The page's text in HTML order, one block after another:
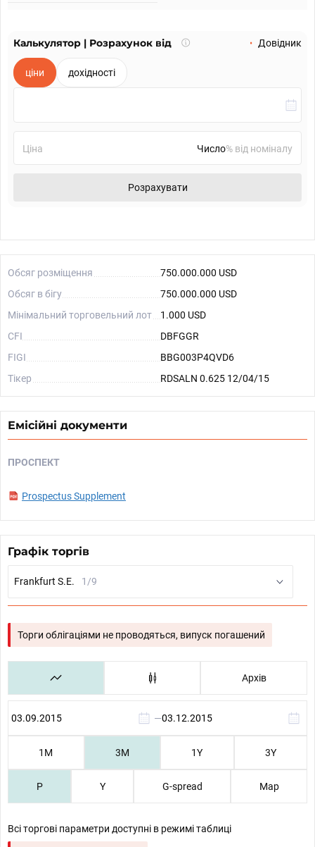
Калькулятор | Розрахунок від
Що
Довідник
ціни дохідності
Ціна % від номіналу
Розрахувати
Обсяг розміщення
750.000.000 USD
Обсяг в бігу
750.000.000 USD
Мінімальний торговельний лот
1.000 USD
CFI
DBFGGR
FIGI
BBG003P4QVD6
Тікер
RDSALN 0.625 12/04/15
Емісійні документи
ПРОСПЕКТ
Prospectus Supplement
Графік торгів
Frankfurt S.E. 1/9
Торги облігаціями не проводяться, випуск погашений
Архів
—
1М 3М 1Y 3Y
P Y G-spread Map
Всі торгові параметри доступні в режимі таблиці